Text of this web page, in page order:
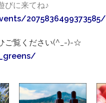
びに来てね♪
2075836499373585/
ご覧ください(^_-)-☆